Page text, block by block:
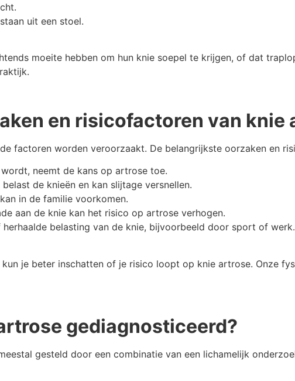
uit een stoel.
moeite hebben om hun knie soepel te krijgen, of dat
en risicofactoren van knie
factoren worden veroorzaakt. De belangrijkste oorzaken en
neemt de kans op artrose toe.
de knieën en kan slijtage versnellen.
in de familie voorkomen.
aan de knie kan het risico op artrose verhogen.
herhaalde belasting van de knie, bijvoorbeeld door sport of werk.
je beter inschatten of je risico loopt op knie artrose. Onze
gediagnosticeerd?
gesteld door een combinatie van een lichamelijk